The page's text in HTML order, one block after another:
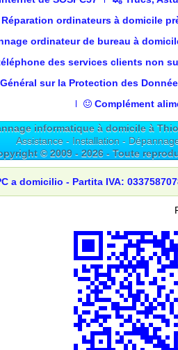
Réparation ordinateurs à domicile
ordinateur de bureau à
des services clients non
sur la Protection des
Complément
informatique à domicile à
Assistance - Installation -
© 2009 - 2026- Toute
a domicilio - Partita IVA: